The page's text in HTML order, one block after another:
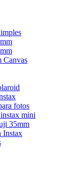
Canvas
fotos
mini
35mm
Instax